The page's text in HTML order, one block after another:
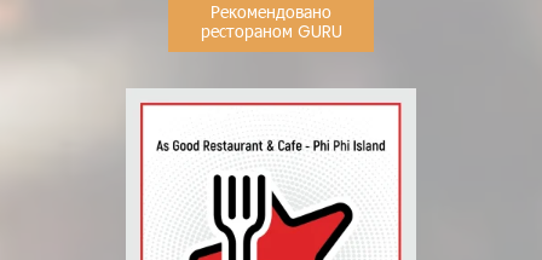
Рекомендовано
рестораном GURU